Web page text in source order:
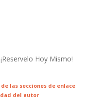
¡Reservelo Hoy Mismo!
las secciones de enlace
del autor